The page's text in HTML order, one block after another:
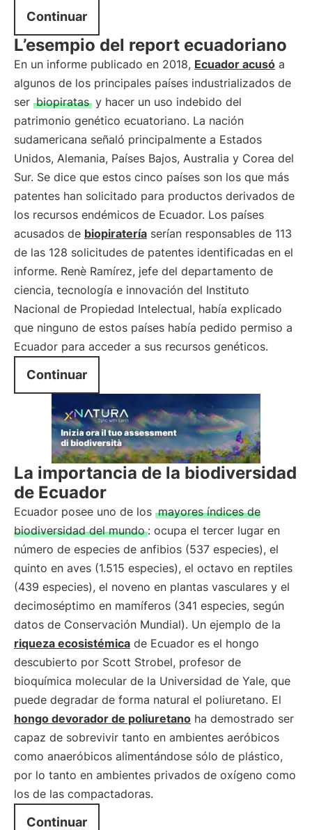
Continuar
L’esempio del report ecuadoriano
En un informe publicado en 2018, Ecuador acusó a
algunos de los principales países industrializados de
ser biopiratas y hacer un uso indebido del
patrimonio genético ecuatoriano. La nación
sudamericana señaló principalmente a Estados
Unidos, Alemania, Países Bajos, Australia y Corea del
Sur. Se dice que estos cinco países son los que más
patentes han solicitado para productos derivados de
los recursos endémicos de Ecuador. Los países
acusados de biopiratería serían responsables de 113
de las 128 solicitudes de patentes identificadas en el
informe. Renè Ramírez, jefe del departamento de
ciencia, tecnología e innovación del Instituto
Nacional de Propiedad Intelectual, había explicado
que ninguno de estos países había pedido permiso a
Ecuador para acceder a sus recursos genéticos.
Continuar
La importancia de la biodiversidad
de Ecuador
Ecuador posee uno de los mayores índices de
biodiversidad del mundo : ocupa el tercer lugar en
número de especies de anfibios (537 especies), el
quinto en aves (1.515 especies), el octavo en reptiles
(439 especies), el noveno en plantas vasculares y el
decimoséptimo en mamíferos (341 especies, según
datos de Conservación Mundial). Un ejemplo de la
riqueza ecosistémica de Ecuador es el hongo
descubierto por Scott Strobel, profesor de
bioquímica molecular de la Universidad de Yale, que
puede degradar de forma natural el poliuretano. El
hongo devorador de poliuretano ha demostrado ser
capaz de sobrevivir tanto en ambientes aeróbicos
como anaeróbicos alimentándose sólo de plástico,
por lo tanto en ambientes privados de oxígeno como
los de las compactadoras.
Continuar